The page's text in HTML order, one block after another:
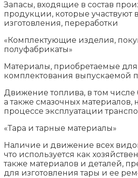
Запасы, входящие в состав
продукции, которые участвуют
изготовления, переработки
«Комплектующие изделия,
полуфабрикаты»
Материалы, приобретаемые
комплектования выпускаемой
Движение топлива, в том числе
а также смазочных материалов,
процессе эксплуатации
«Тара и тарные материалы»
Наличие и движение всех
что используется как
также материалов и деталей,
для изготовления тары и ее